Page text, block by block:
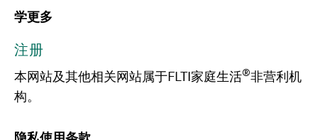
学更多
注册
本网站及其他相关网站属于FLTI家庭生活®非营利机
构。